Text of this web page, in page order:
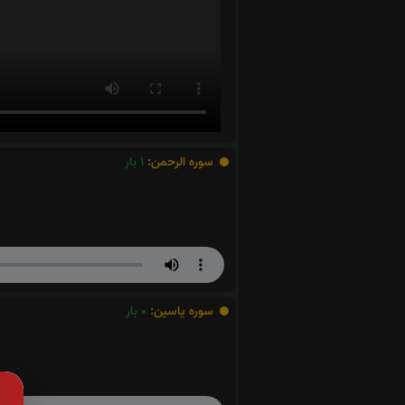
سوره الرحمن: 1 بار
سوره یاسین: 0 بار